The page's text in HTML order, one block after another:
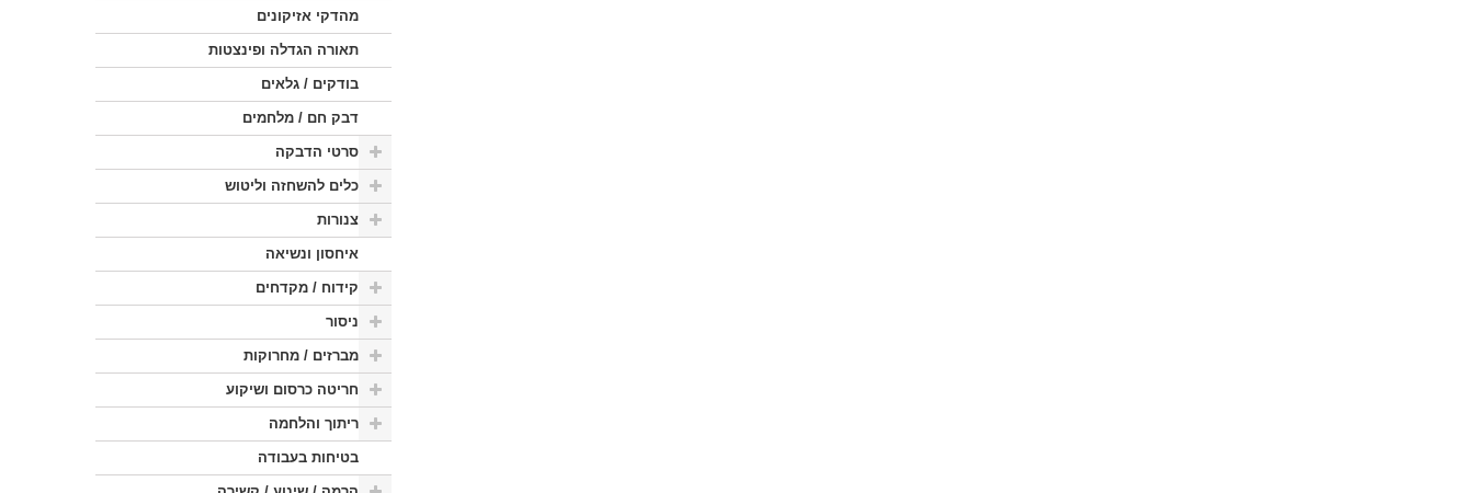
מהדקי אזיקונים
תאורה הגדלה ופינצטות
בודקים / גלאים
דבק חם / מלחמים
סרטי הדבקה
כלים להשחזה וליטוש
צנורות
איחסון ונשיאה
קידוח / מקדחים
ניסור
מברזים / מחרוקות
חריטה כרסום ושיקוע
ריתוך והלחמה
בטיחות בעבודה